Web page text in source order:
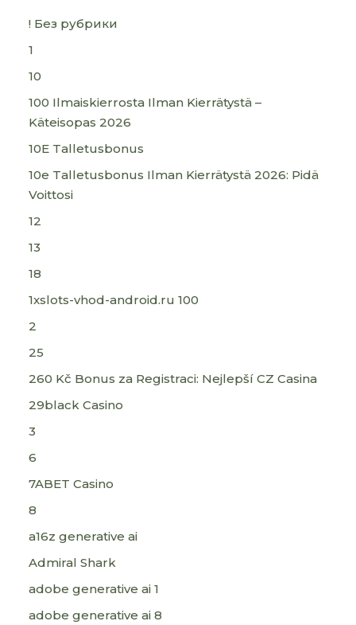
! Без рубрики
1
10
100 Ilmaiskierrosta Ilman Kierrätystä –
Käteisopas 2026
10E Talletusbonus
10e Talletusbonus Ilman Kierrätystä 2026: Pidä
Voittosi
12
13
18
1xslots-vhod-android.ru 100
2
25
260 Kč Bonus za Registraci: Nejlepší CZ Casina
29black Casino
3
6
7ABET Casino
8
a16z generative ai
Admiral Shark
adobe generative ai 1
adobe generative ai 8